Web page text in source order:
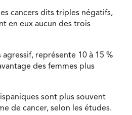
cancers dits triples négatifs,
en eux aucun des trois
représente 10 à 15 %
des femmes plus
sont plus souvent
de cancer, selon les études.